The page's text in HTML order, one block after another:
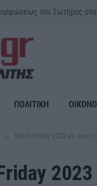
ΠΟΛΙΤΙΚΗ
Black Friday 2023 με
2023